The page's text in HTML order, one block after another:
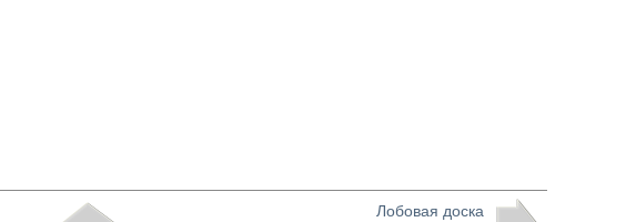
Лобовая доска